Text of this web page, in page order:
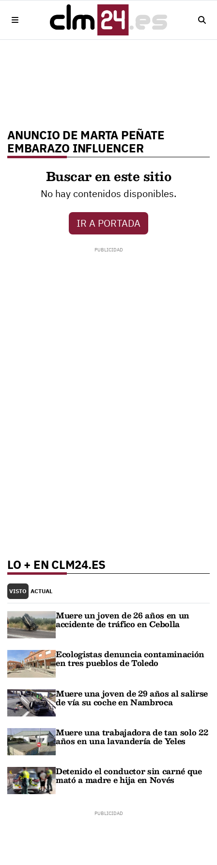
ANUNCIO DE MARTA PEÑATE
EMBARAZO INFLUENCER
Buscar en este sitio
No hay contenidos disponibles.
IR A PORTADA
LO + EN CLM24.ES
VISTO ACTUAL
Muere un joven de 26 años en un
accidente de tráfico en Cebolla
Ecologistas denuncia contaminación
en tres pueblos de Toledo
Muere una joven de 29 años al salirse
de vía su coche en Nambroca
Muere una trabajadora de tan solo 22
años en una lavandería de Yeles
Detenido el conductor sin carné que
mató a madre e hija en Novés